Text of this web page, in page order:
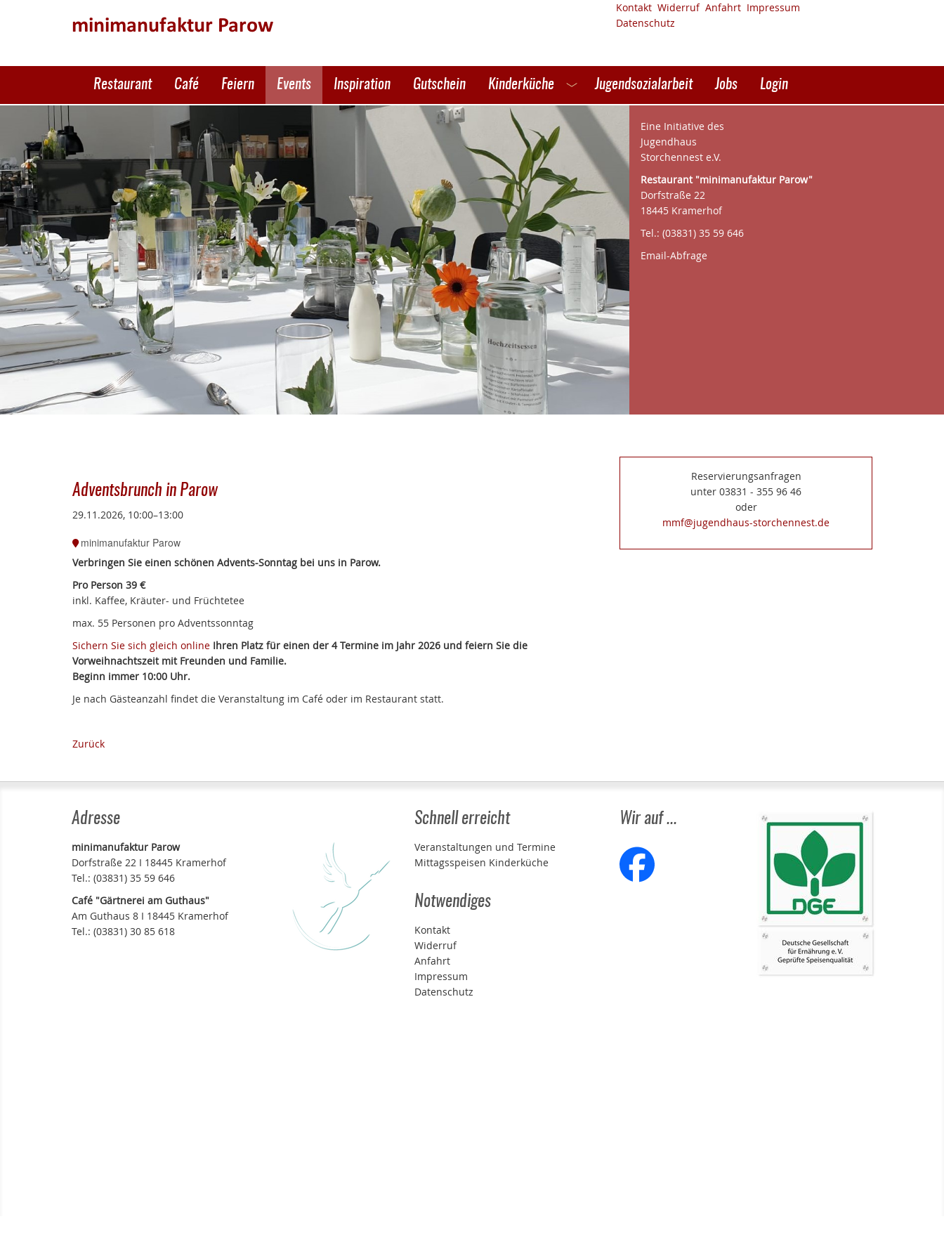
minimanufaktur Parow
Kontakt Widerruf Anfahrt Impressum
Datenschutz
Restaurant Café Feiern Events Inspiration Gutschein Kinderküche Jugendsozialarbeit Jobs Login
Eine Initiative des
Jugendhaus
Storchennest e.V.
Restaurant "minimanufaktur Parow"
Dorfstraße 22
18445 Kramerhof
Tel.: (03831) 35 59 646
Email-Abfrage
Adventsbrunch in Parow
29.11.2026, 10:00–13:00
minimanufaktur Parow
Verbringen Sie einen schönen Advents-Sonntag bei uns in Parow.
Pro Person 39 €
inkl. Kaffee, Kräuter- und Früchtetee
max. 55 Personen pro Adventssonntag
Sichern Sie sich gleich online Ihren Platz für einen der 4 Termine im Jahr 2026 und feiern Sie die
Vorweihnachtszeit mit Freunden und Familie.
Beginn immer 10:00 Uhr.
Je nach Gästeanzahl findet die Veranstaltung im Café oder im Restaurant statt.
Zurück
Reservierungsanfragen
unter 03831 - 355 96 46
oder
mmf@jugendhaus-storchennest.de
Adresse
minimanufaktur Parow
Dorfstraße 22 I 18445 Kramerhof
Tel.: (03831) 35 59 646
Café "Gärtnerei am Guthaus"
Am Guthaus 8 I 18445 Kramerhof
Tel.: (03831) 30 85 618
Schnell erreicht
Veranstaltungen und Termine
Mittagsspeisen Kinderküche
Notwendiges
Kontakt
Widerruf
Anfahrt
Impressum
Datenschutz
Wir auf ...